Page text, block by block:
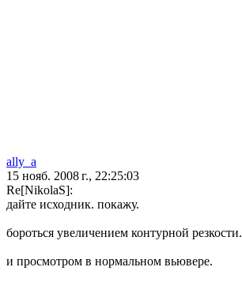
ally_a
15 нояб. 2008 г., 22:25:03
Re[NikolaS]:
дайте исходник. покажу.
бороться увеличением контурной резкости.
и просмотром в нормальном вьювере.